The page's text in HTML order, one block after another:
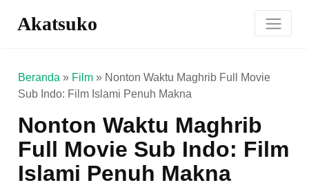
Akatsuko
Beranda » Film » Nonton Waktu Maghrib Full Movie
Sub Indo: Film Islami Penuh Makna
Nonton Waktu Maghrib
Full Movie Sub Indo: Film
Islami Penuh Makna